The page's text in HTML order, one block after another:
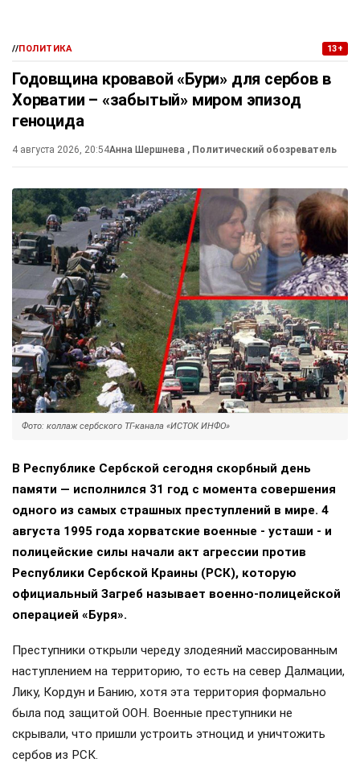
//ПОЛИТИКА 13+
Годовщина кровавой «Бури» для сербов в
Хорватии – «забытый» миром эпизод
геноцида
4 августа 2026, 20:54Анна Шершнева , Политический обозреватель
Фото: коллаж сербского ТГ-канала «ИСТОК ИНФО»
В Республике Сербской сегодня скорбный день
памяти — исполнился 31 год с момента совершения
одного из самых страшных преступлений в мире. 4
августа 1995 года хорватские военные - усташи - и
полицейские силы начали акт агрессии против
Республики Сербской Краины (РСК), которую
официальный Загреб называет военно-полицейской
операцией «Буря».
Преступники открыли череду злодеяний массированным
наступлением на территорию, то есть на север Далмации,
Лику, Кордун и Банию, хотя эта территория формально
была под защитой ООН. Военные преступники не
скрывали, что пришли устроить этноцид и уничтожить
сербов из РСК.